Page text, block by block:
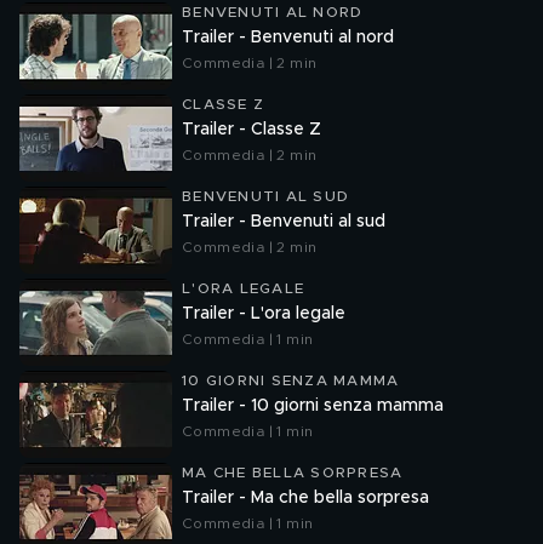
BENVENUTI AL NORD
Trailer - Benvenuti al nord
Commedia | 2 min
CLASSE Z
Trailer - Classe Z
Commedia | 2 min
BENVENUTI AL SUD
Trailer - Benvenuti al sud
Commedia | 2 min
L'ORA LEGALE
Trailer - L'ora legale
Commedia | 1 min
10 GIORNI SENZA MAMMA
Trailer - 10 giorni senza mamma
Commedia | 1 min
MA CHE BELLA SORPRESA
Trailer - Ma che bella sorpresa
Commedia | 1 min